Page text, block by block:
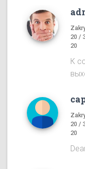
20 /
20
К
20 /
20